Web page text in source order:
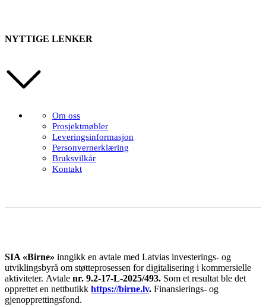
NYTTIGE LENKER
Om oss
Prosjektmøbler
Leveringsinformasjon
Personvernerklæring
Bruksvilkår
Kontakt
SIA «Birne» inngikk en avtale med Latvias investerings- og
utviklingsbyrå om støtteprosessen for digitalisering i kommersielle
aktiviteter. Avtale nr. 9.2-17-L-2025/493. Som et resultat ble det
opprettet en nettbutikk https://birne.lv. Finansierings- og
gjenopprettingsfond.